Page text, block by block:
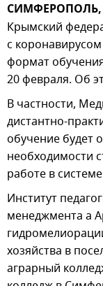
СИМФЕРОПОЛЬ,
Крымский
с
формат
20 февраля. Об
В частности,
дистантно-
обучение будет
необходимости
работе в
Институт
менеджмента а
хозяйства в
аграрный